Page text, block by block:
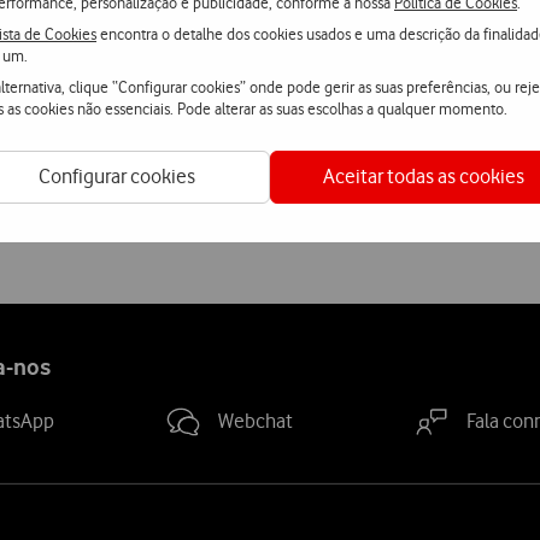
de Cookiesencontra o detalhe dos cookies usados e uma descrição da
clique “Configurar cookies” onde pode gerir as suas preferências, ou
as cookies não essenciais. Pode alterar as suas escolhas a qualquer momento.
Configurar cookies Aceitar todas as cookies
Saiba mais sobre as propriedades da marca e fornecedoraqui.
Ver condições Loja Online
nos
Webchat Fala